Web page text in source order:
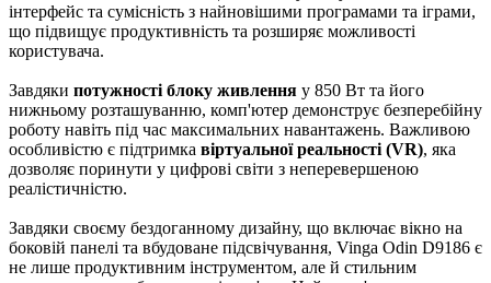
інтерфейс та сумісність з найновішими програмами та іграми,
що підвищує продуктивність та розширяє можливості
користувача.
Завдяки потужності блоку живлення у 850 Вт та його
нижньому розташуванню, комп'ютер демонструє безперебійну
роботу навіть під час максимальних навантажень. Важливою
особливістю є підтримка віртуальної реальності (VR), яка
дозволяє поринути у цифрові світи з неперевершеною
реалістичністю.
Завдяки своєму бездоганному дизайну, що включає вікно на
боковій панелі та вбудоване підсвічування, Vinga Odin D9186 є
не лише продуктивним інструментом, але й стильним